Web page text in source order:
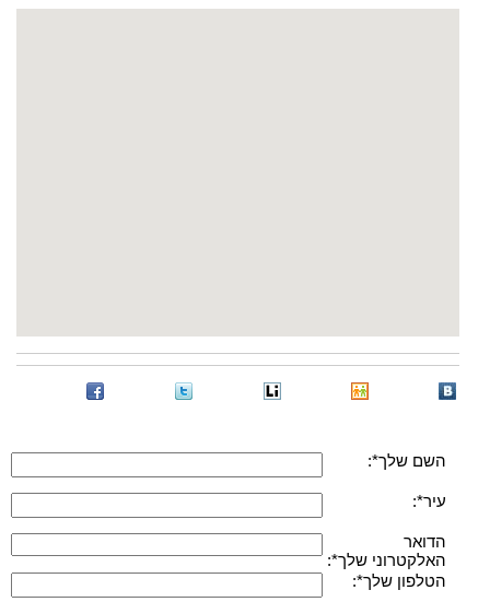
השם שלך*:
עיר*:
הדואר
האלקטרוני שלך*:
הטלפון שלך*: